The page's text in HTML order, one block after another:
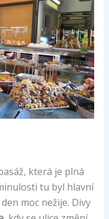
která je plná
tu byl hlavní
moc nežije. Divy